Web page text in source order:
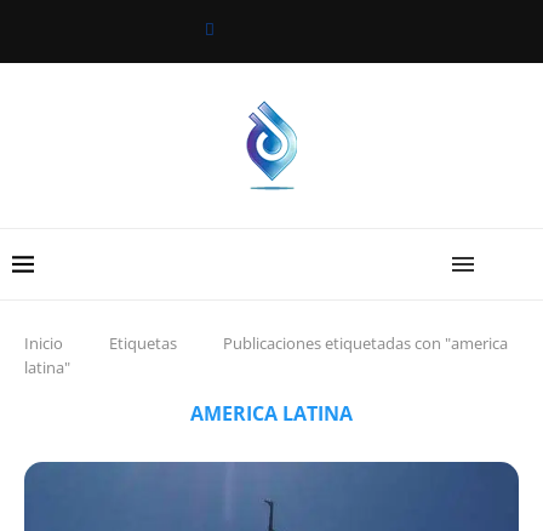
Inicio Etiquetas
Publicaciones etiquetadas con "america
latina"
AMERICA LATINA